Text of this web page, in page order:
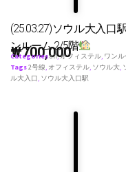
(25.03.27)ソウル大入口
ンルーム 2/5階
₩700,000
Categoriesall,オフィステル, ワンル
Tags2号線, オフィステル, ソウル大,
ル大入口, ソウル大入口駅